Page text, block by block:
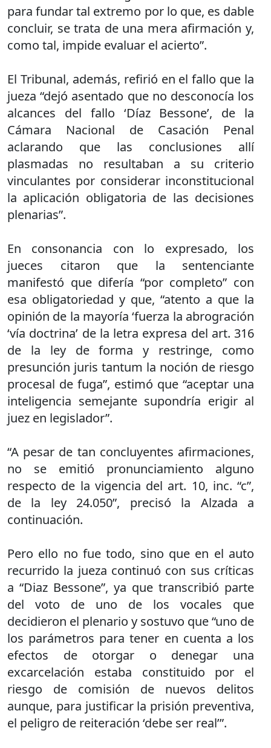
para fundar tal extremo por lo que, es dable
concluir, se trata de una mera afirmación y,
como tal, impide evaluar el acierto”.
El Tribunal, además, refirió en el fallo que la
jueza “dejó asentado que no desconocía los
alcances del fallo ‘Díaz Bessone’, de la
Cámara Nacional de Casación Penal
aclarando que las conclusiones allí
plasmadas no resultaban a su criterio
vinculantes por considerar inconstitucional
la aplicación obligatoria de las decisiones
plenarias”.
En consonancia con lo expresado, los
jueces citaron que la sentenciante
manifestó que difería “por completo” con
esa obligatoriedad y que, “atento a que la
opinión de la mayoría ‘fuerza la abrogración
‘vía doctrina’ de la letra expresa del art. 316
de la ley de forma y restringe, como
presunción juris tantum la noción de riesgo
procesal de fuga”, estimó que “aceptar una
inteligencia semejante supondría erigir al
juez en legislador”.
“A pesar de tan concluyentes afirmaciones,
no se emitió pronunciamiento alguno
respecto de la vigencia del art. 10, inc. “c”,
de la ley 24.050”, precisó la Alzada a
continuación.
Pero ello no fue todo, sino que en el auto
recurrido la jueza continuó con sus críticas
a “Diaz Bessone”, ya que transcribió parte
del voto de uno de los vocales que
decidieron el plenario y sostuvo que “uno de
los parámetros para tener en cuenta a los
efectos de otorgar o denegar una
excarcelación estaba constituido por el
riesgo de comisión de nuevos delitos
aunque, para justificar la prisión preventiva,
el peligro de reiteración ‘debe ser real’”.